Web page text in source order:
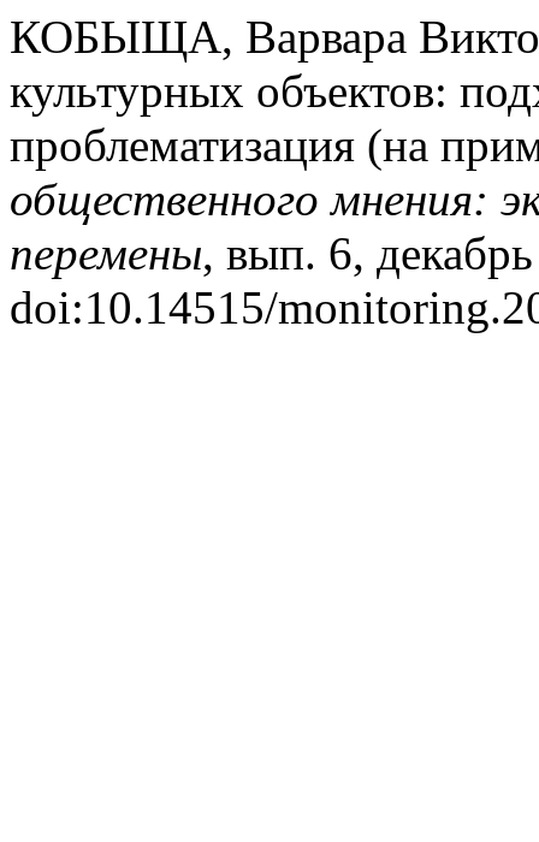
КОБЫЩА, Варвара
культурных объектов:
проблематизация (на
общественного мнения:
перемены, вып. 6,
doi:10.14515/